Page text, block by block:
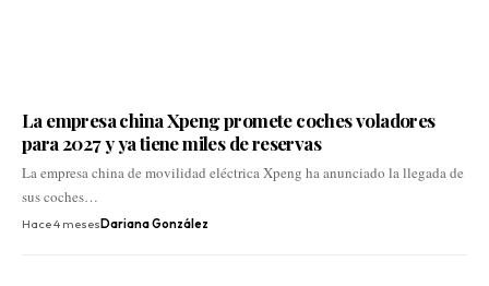
La empresa china Xpeng promete coches voladores
para 2027 y ya tiene miles de reservas
La empresa china de movilidad eléctrica Xpeng ha anunciado la llegada de
sus coches…
Hace 4 meses Dariana González